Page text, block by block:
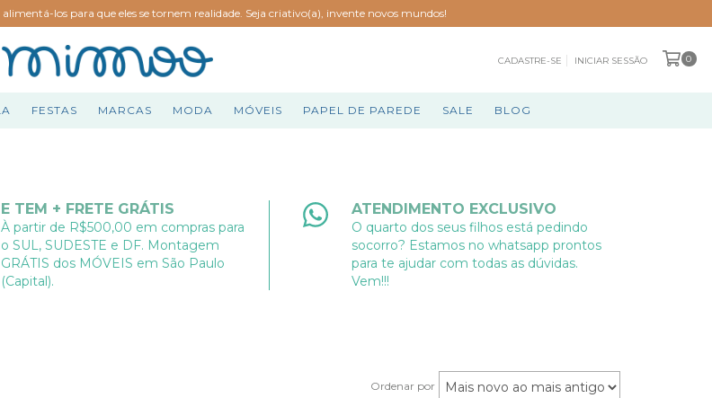
alimentá-los para que eles se tornem realidade. Seja criativo(a), invente novos mundos!
CADASTRE-SE INICIAR SESSÃO 0
FESTAS MARCAS MODA MÓVEIS PAPEL DE PAREDE SALE BLOG
E TEM + FRETE GRÁTIS
À partir de R$500,00 em compras para
o SUL, SUDESTE e DF. Montagem
GRÁTIS dos MÓVEIS em São Paulo
(Capital).
ATENDIMENTO EXCLUSIVO
O quarto dos seus filhos está pedindo
socorro? Estamos no whatsapp prontos
para te ajudar com todas as dúvidas.
Vem!!!
Ordenar por